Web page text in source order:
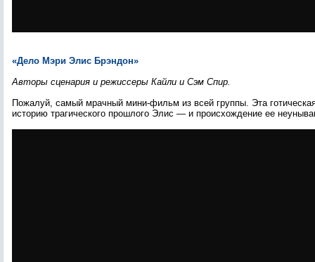
«Дело Мэри Элис Брэндон»
Авторы сценария и режиссеры Кайли и Сэм Спир.
Пожалуй, самый мрачный мини-фильм из всей группы. Эта
историю трагического прошлого Элис — и происхождение ее